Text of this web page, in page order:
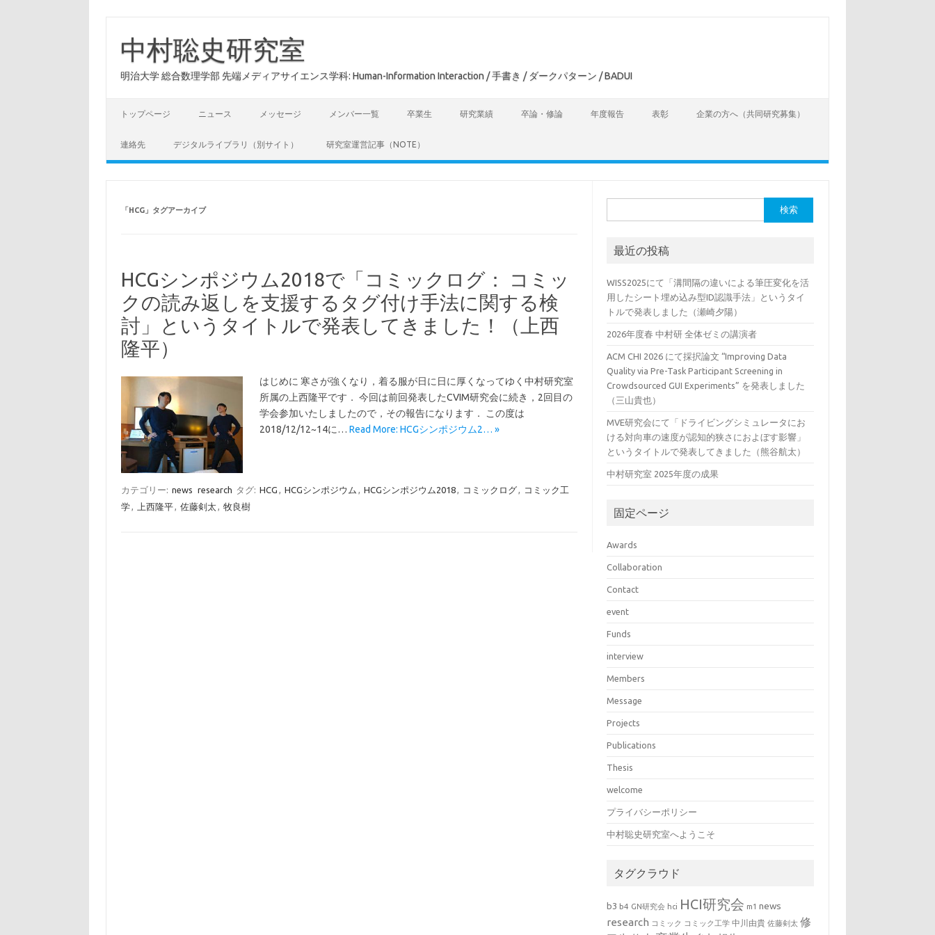
中村聡史研究室
明治大学 総合数理学部 先端メディアサイエンス学科: Human-Information Interaction / 手書き / ダークパターン / BADUI
トップページ ニュース メッセージ メンバー一覧 卒業生 研究業績 卒論・修論 年度報告 表彰 企業の方へ（共同研究募集）
連絡先 デジタルライブラリ（別サイト） 研究室運営記事（NOTE）
「HCG」タグアーカイブ
HCGシンポジウム2018で「コミックログ： コミッ
クの読み返しを支援するタグ付け手法に関する検
討」というタイトルで発表してきました！（上西
隆平）
はじめに 寒さが強くなり，着る服が日に日に厚くなってゆく中村研究室
所属の上西隆平です． 今回は前回発表したCVIM研究会に続き，2回目の
学会参加いたしましたので，その報告になります． この度は
2018/12/12~14に… Read More: HCGシンポジウム2… »
カテゴリー: news research タグ: HCG , HCGシンポジウム , HCGシンポジウム2018, コミックログ, コミック工
学, 上西隆平, 佐藤剣太, 牧良樹
索:
最近の投稿
WISS2025にて「溝間隔の違いによる筆圧変化を活
用したシート埋め込み型ID認識手法」というタイ
トルで発表しました（瀬崎夕陽）
2026年度春 中村研 全体ゼミの講演者
ACM CHI 2026 にて採択論文 “Improving Data
Quality via Pre-Task Participant Screening in
Crowdsourced GUI Experiments” を発表しました
（三山貴也）
MVE研究会にて「ドライビングシミュレータにお
ける対向車の速度が認知的狭さにおよぼす影響」
というタイトルで発表してきました（熊谷航太）
中村研究室 2025年度の成果
固定ページ
Awards
Collaboration
Contact
event
Funds
interview
Members
Message
Projects
Publications
Thesis
welcome
プライバシーポリシー
中村聡史研究室へようこそ
タグクラウド
b3 b4 GN研究会 hci HCI研究会 m1 news
research コミック コミック工学 中川由貴 佐藤剣太 修